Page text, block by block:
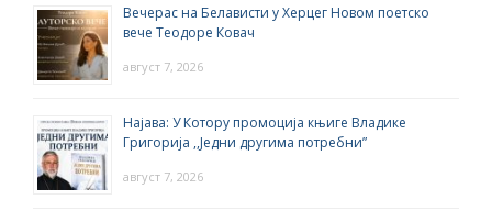
Вечерас на Белависти у Херцег Новом поетско
вече Теодоре Ковач
август 7, 2026
Најава: У Котору промоција књиге Владике
Григорија ,,Једни другима потребни”
август 7, 2026